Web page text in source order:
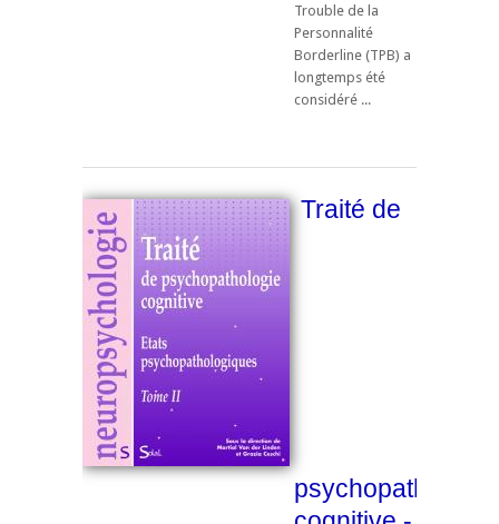
Trouble de la
Personnalité
Borderline (TPB) a
longtemps été
considéré ...
Traité de
psychopathologie